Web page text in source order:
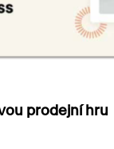
prodejní hru